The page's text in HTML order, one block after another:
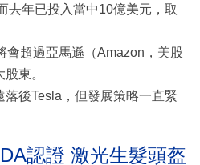
去年已投入當中10億美元，取
會超過亞馬遜（Amazon，美股
東。
後Tesla，但發展策略一直緊
認證 激光生髮頭盔